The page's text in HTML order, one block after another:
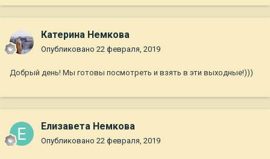
Катерина Немкова
Опубликовано 22 февраля, 2019
Добрый день! Мы готовы посмотреть и взять в эти выходные!)))
Елизавета Немкова
Опубликовано 22 февраля, 2019